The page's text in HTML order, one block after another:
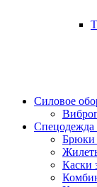
Силовое
Брюки
Каски